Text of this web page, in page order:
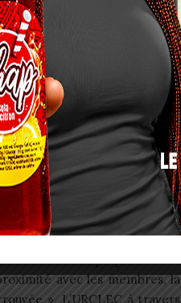
reconnaissance, d’engagement
membres de Ketao et nos
qui malgré la fermeture sont
à Ketao
Tchable estime que cette
incarne « la résilience de
avec les membres, la
». L’URCLEC à travers